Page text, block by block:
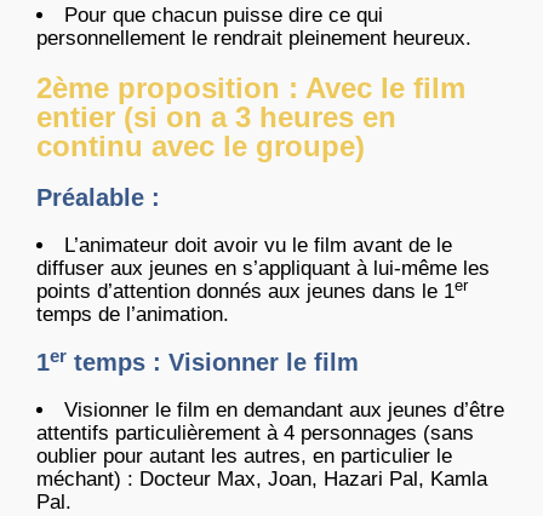
Pour que chacun puisse dire ce qui
personnellement le rendrait pleinement heureux.
2ème proposition : Avec le film
entier (si on a 3 heures en
continu avec le groupe)
Préalable :
L’animateur doit avoir vu le film avant de le
diffuser aux jeunes en s’appliquant à lui-même les
points d’attention donnés aux jeunes dans le 1er
temps de l’animation.
1er temps : Visionner le film
Visionner le film en demandant aux jeunes d’être
attentifs particulièrement à 4 personnages (sans
oublier pour autant les autres, en particulier le
méchant) : Docteur Max, Joan, Hazari Pal, Kamla
Pal.